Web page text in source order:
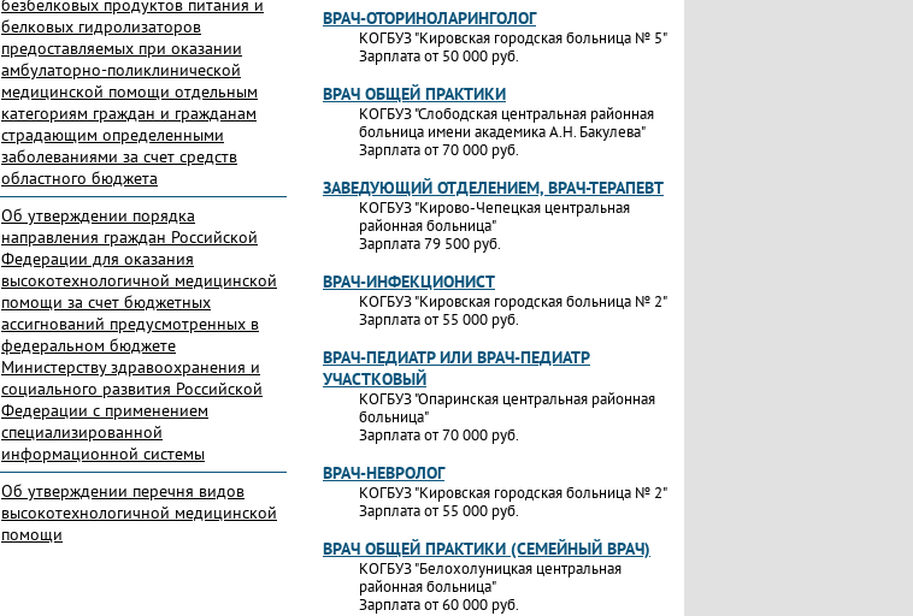
безбелковых продуктов питания и
белковых гидролизаторов
предоставляемых при оказании
амбулаторно-поликлинической
медицинской помощи отдельным
категориям граждан и гражданам
страдающим определенными
заболеваниями за счет средств
областного бюджета
Об утверждении порядка
направления граждан Российской
Федерации для оказания
высокотехнологичной медицинской
помощи за счет бюджетных
ассигнований предусмотренных в
федеральном бюджете
Министерству здравоохранения и
социального развития Российской
Федерации с применением
специализированной
информационной системы
Об утверждении перечня видов
высокотехнологичной медицинской
помощи
ВРАЧ-ОТОРИНОЛАРИНГОЛОГ
КОГБУЗ "Кировская городская больница № 5"
Зарплата от 50 000 руб.
ВРАЧ ОБЩЕЙ ПРАКТИКИ
КОГБУЗ "Слободская центральная районная
больница имени академика А.Н. Бакулева"
Зарплата от 70 000 руб.
ЗАВЕДУЮЩИЙ ОТДЕЛЕНИЕМ, ВРАЧ-ТЕРАПЕВТ
КОГБУЗ "Кирово-Чепецкая центральная
районная больница"
Зарплата 79 500 руб.
ВРАЧ-ИНФЕКЦИОНИСТ
КОГБУЗ "Кировская городская больница № 2"
Зарплата от 55 000 руб.
ВРАЧ-ПЕДИАТР ИЛИ ВРАЧ-ПЕДИАТР
УЧАСТКОВЫЙ
КОГБУЗ "Опаринская центральная районная
больница"
Зарплата от 70 000 руб.
ВРАЧ-НЕВРОЛОГ
КОГБУЗ "Кировская городская больница № 2"
Зарплата от 55 000 руб.
ВРАЧ ОБЩЕЙ ПРАКТИКИ (СЕМЕЙНЫЙ ВРАЧ)
КОГБУЗ "Белохолуницкая центральная
районная больница"
Зарплата от 60 000 руб.